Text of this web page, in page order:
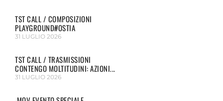
TST CALL / COMPOSIZIONI
PLAYGROUND#OSTIA
31 LUGLIO 2026
TST CALL / TRASMISSIONI
CONTENGO MOLTITUDINI: AZIONI...
31 LUGLIO 2026